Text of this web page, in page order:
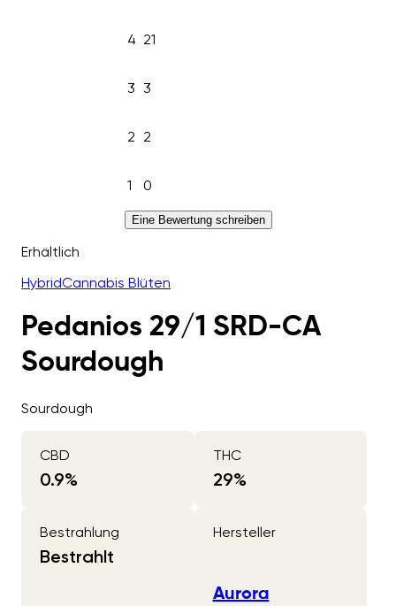
4 21
3 3
2 2
1 0
Eine Bewertung schreiben
Erhältlich
HybridCannabis Blüten
Pedanios 29/1 SRD-CA
Sourdough
Sourdough
CBD
0.9%
THC
29%
Bestrahlung
Bestrahlt
Hersteller
Aurora